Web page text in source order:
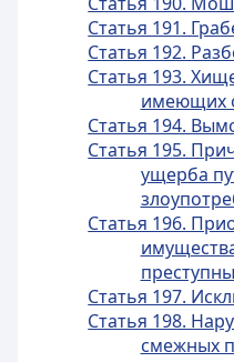
Статья 191.
Статья 192.
Статья 193.
имеющих
Статья 194.
Статья 195.
ущерба
Статья 196.
Статья 197.
Статья 198.
смежных